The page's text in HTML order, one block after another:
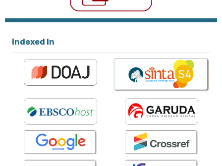
Indexed In